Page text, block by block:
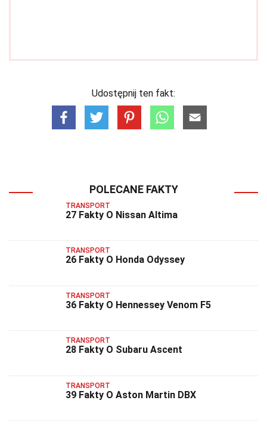
Udostępnij ten fakt:
POLECANE FAKTY
TRANSPORT
27 Fakty O Nissan Altima
TRANSPORT
26 Fakty O Honda Odyssey
TRANSPORT
36 Fakty O Hennessey Venom F5
TRANSPORT
28 Fakty O Subaru Ascent
TRANSPORT
39 Fakty O Aston Martin DBX